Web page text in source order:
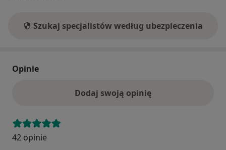
Szukaj specjalistów według ubezpieczenia
Opinie
Dodaj swoją opinię
42 opinie